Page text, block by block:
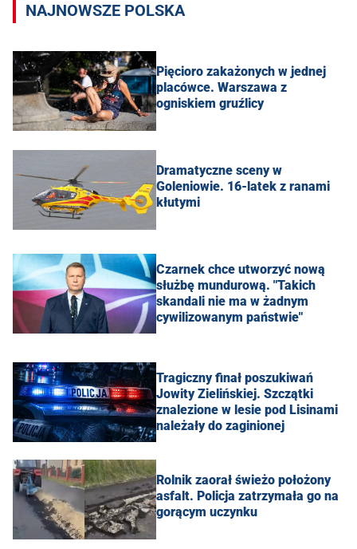
NAJNOWSZE POLSKA
Pięcioro zakażonych w jednej
placówce. Warszawa z
ogniskiem gruźlicy
Dramatyczne sceny w
Goleniowie. 16-latek z ranami
kłutymi
Czarnek chce utworzyć nową
służbę mundurową. "Takich
skandali nie ma w żadnym
cywilizowanym państwie"
Tragiczny finał poszukiwań
Jowity Zielińskiej. Szczątki
znalezione w lesie pod Lisinami
należały do zaginionej
Rolnik zaorał świeżo położony
asfalt. Policja zatrzymała go na
gorącym uczynku